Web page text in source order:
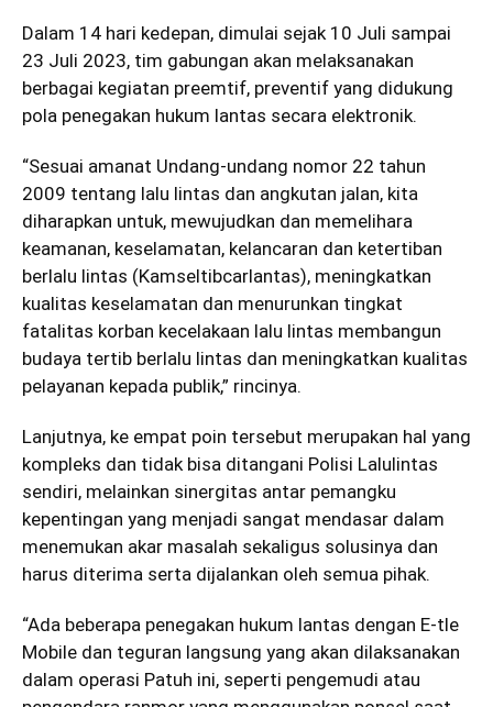
Dalam 14 hari kedepan, dimulai sejak 10 Juli sampai
23 Juli 2023, tim gabungan akan melaksanakan
berbagai kegiatan preemtif, preventif yang didukung
pola penegakan hukum lantas secara elektronik.
“Sesuai amanat Undang-undang nomor 22 tahun
2009 tentang lalu lintas dan angkutan jalan, kita
diharapkan untuk, mewujudkan dan memelihara
keamanan, keselamatan, kelancaran dan ketertiban
berlalu lintas (Kamseltibcarlantas), meningkatkan
kualitas keselamatan dan menurunkan tingkat
fatalitas korban kecelakaan lalu lintas membangun
budaya tertib berlalu lintas dan meningkatkan kualitas
pelayanan kepada publik,” rincinya.
Lanjutnya, ke empat poin tersebut merupakan hal yang
kompleks dan tidak bisa ditangani Polisi Lalulintas
sendiri, melainkan sinergitas antar pemangku
kepentingan yang menjadi sangat mendasar dalam
menemukan akar masalah sekaligus solusinya dan
harus diterima serta dijalankan oleh semua pihak.
“Ada beberapa penegakan hukum lantas dengan E-tle
Mobile dan teguran langsung yang akan dilaksanakan
dalam operasi Patuh ini, seperti pengemudi atau